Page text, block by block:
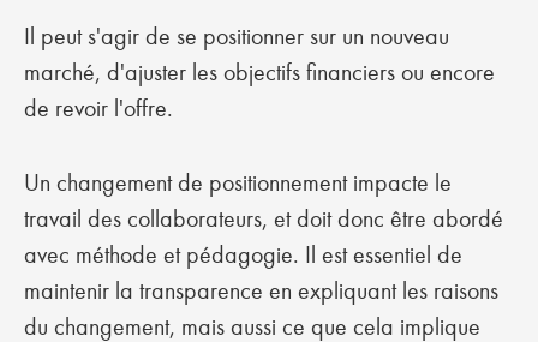
Il peut s'agir de se positionner sur un nouveau
marché, d'ajuster les objectifs financiers ou encore
de revoir l'offre.
Un changement de positionnement impacte le
travail des collaborateurs, et doit donc être abordé
avec méthode et pédagogie. Il est essentiel de
maintenir la transparence en expliquant les raisons
du changement, mais aussi ce que cela implique